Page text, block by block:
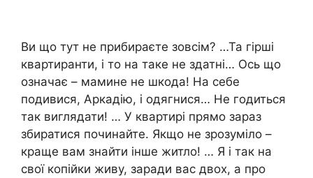
Ви що тут не прибираєте зовсім? …Та гірші
квартиранти, і то на таке не здатні… Ось що
означає – мамине не шкода! На себе
подивися, Аркадію, і одягнися… Не годиться
так виглядати! … У квартирі прямо зараз
збиратися починайте. Якщо не зрозуміло –
краще вам знайти інше житло! … Я і так на
свої копійки живу, заради вас двох, а про